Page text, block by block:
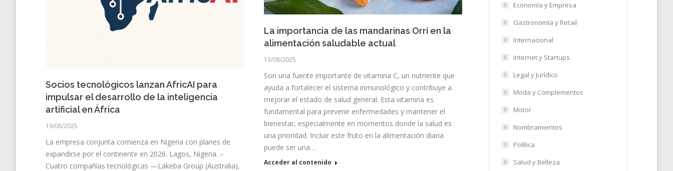
Socios tecnológicos lanzan AfricAI para
impulsar el desarrollo de la inteligencia
artificial en África
19/08/2025
La empresa conjunta comienza en Nigeria con planes de
expandirse por el continente en 2026. Lagos, Nigeria. –
Cuatro compañías tecnológicas —Lakeba Group (Australia),
La importancia de las mandarinas Orri en la
alimentación saludable actual
13/08/2025
Son una fuente importante de vitamina C, un nutriente que
ayuda a fortalecer el sistema inmunológico y contribuye a
mejorar el estado de salud general. Esta vitamina es
fundamental para prevenir enfermedades y mantener el
bienestar, especialmente en momentos donde la salud es
una prioridad. Incluir este fruto en la alimentación diaria
puede ser una…
Acceder al contenido
Economía y Empresa
Gastronomía y Retail
Internacional
Internet y Startups
Legal y Jurídico
Moda y Complementos
Motor
Nombramientos
Política
Salud y Belleza